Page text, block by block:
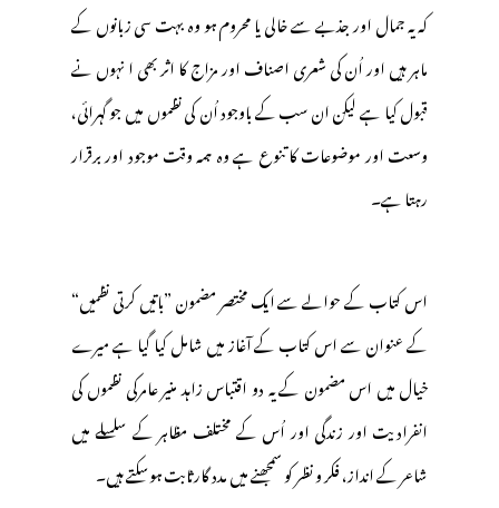
کہ یہ جمال اور جذبے سے خالی یا محروم ہو وہ بہت سی زبانوں کے
ماہر ہیں اور اُن کی شعری اصناف اور مزاج کا اثر بھی ا نہوں نے
قبول کیا ہے لیکن ان سب کے باوجود اُن کی نظموں میں جو گہرائی،
وسعت اور موضوعات کا تنوع ہے وہ ہمہ وقت موجود اور برقرار
رہتا ہے۔
اس کتاب کے حوالے سے ایک مختصر مضمون ”باتیں کرتی نظمیں“
کے عنوان سے اس کتاب کے آغاز میں شامل کیا گیا ہے میرے
خیال میں اس مضمون کے یہ دو اقتباس زاہد منیر عامرکی نظموں کی
انفرادیت اور زندگی اور اُس کے مختلف مظاہر کے سلسلے میں
شاعر کے انداز، فکر و نظر کو سمجھنے میں مدد گارثابت ہوسکتے ہیں۔